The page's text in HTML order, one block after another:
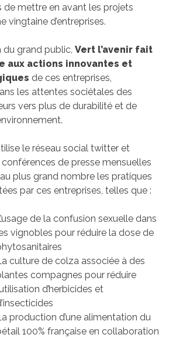
de mettre en avant les projets
vingtaine d’entreprises.
grand public, Vert l’avenir fait
aux actions innovantes et
de ces entreprises,
les attentes sociétales des
vers plus de durabilité et de
le réseau social twitter et
de presse mensuelles
plus grand nombre les pratiques
par ces entreprises, telles que :
de la confusion sexuelle dans
vignobles pour réduire la dose de
culture de colza associée à des
compagnes pour réduire
d’herbicides et
production d’une alimentation du
100% française en collaboration